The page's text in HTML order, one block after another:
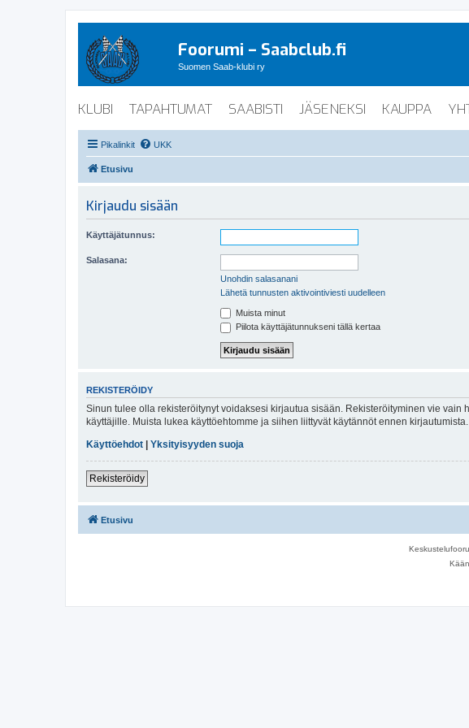
Foorumi – Saabclub.fi
Suomen Saab-klubi ry
KLUBI TAPAHTUMAT SAABISTI JÄSENEKSI KAUPPA
Pikalinkit UKK
Etusivu
Kirjaudu sisään
Käyttäjätunnus:
Salasana:
Unohdin salasanani
Lähetä tunnusten aktivointiviesti uudelleen
Muista minut
Piilota käyttäjätunnukseni tällä kertaa
REKISTERÖIDY
Sinun tulee olla rekisteröitynyt voidaksesi kirjautua sisään. Rekisteröityminen vie
käyttäjille. Muista lukea käyttöehtomme ja siihen liittyvät käytännöt ennen
Käyttöehdot
Yksityisyyden suoja
Rekisteröidy
Etusivu